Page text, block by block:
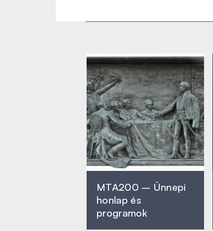
MTA200 – Ünnepi
honlap és
programok